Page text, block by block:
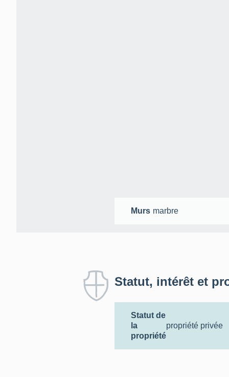
Murs marbre
Statut, intérêt et
Statut de
la
propriété
propriété privée